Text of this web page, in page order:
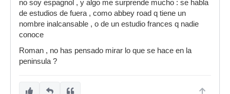
no soy espagnol , y algo me surprende mucho : se habla
de estudios de fuera , como abbey road q tiene un
nombre inalcansable , o de un estudio frances q nadie
conoce
Roman , no has pensado mirar lo que se hace en la
peninsula ?